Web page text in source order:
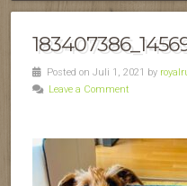
Posted on Juli 1, 2021 by
Leave a Comment